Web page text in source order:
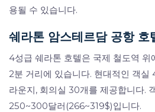
용될 수 있습니다.
쉐라톤 암스테르담 공항 호
4성급 쉐라톤 호텔은 국제 철도역
2분 거리에 있습니다. 현대적인 객실
라운지, 회의실 30개를 제공합니다.
250~300달러(266~319$)입니다.